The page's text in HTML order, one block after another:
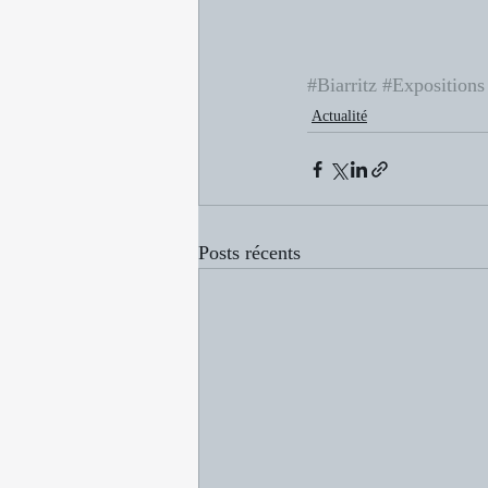
#Biarritz #Expositions
Actualité
Posts récents